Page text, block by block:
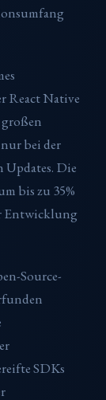
React Native
bei der
Die
bis zu 35%
Entwicklung
Source-
SDKs